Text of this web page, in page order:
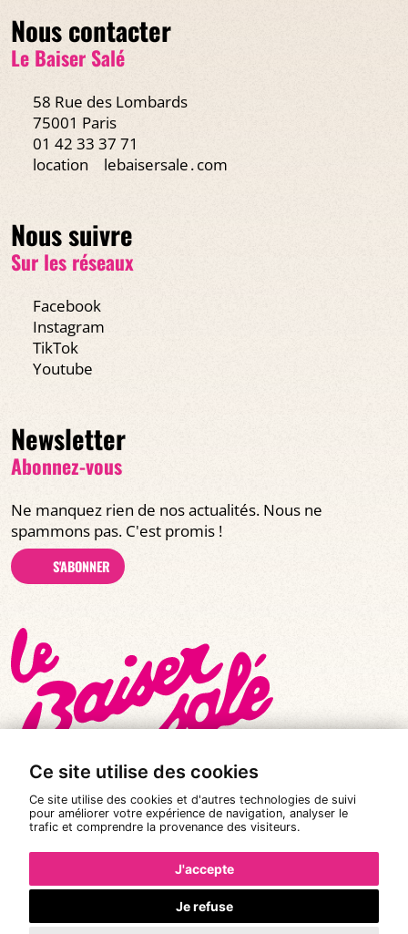
Ce site utilise des cookies
Ce site utilise des cookies et d'autres technologies de suivi
pour améliorer votre expérience de navigation, analyser le
trafic et comprendre la provenance des visiteurs.
J'accepte
Je refuse
EN SAVOIR PLUS
Nous contacter
Le Baiser Salé
58 Rue des Lombards
75001 Paris
01 42 33 37 71
location
lebaisersale․com
Nous suivre
Sur les réseaux
Facebook
Instagram
TikTok
Youtube
Newsletter
Abonnez-vous
Ne manquez rien de nos actualités. Nous ne
spammons pas. C'est promis !
S'ABONNER
Conditions Générales de Vente